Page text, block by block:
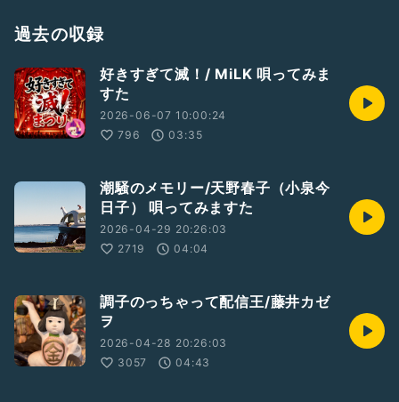
過去の収録
好きすぎて滅！/ MiLK 唄ってみま
すた
2026-06-07 10:00:24
796
03:35
潮騒のメモリー/天野春子（小泉今
日子） 唄ってみますた
2026-04-29 20:26:03
2719
04:04
調子のっちゃって配信王/藤井カゼ
ヲ
2026-04-28 20:26:03
3057
04:43